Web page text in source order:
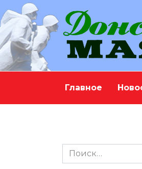
Перейти
к
содержанию
Главное
Search
for: